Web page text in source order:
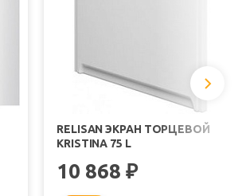
RELISAN ЭКРАН ТОРЦЕВОЙ
KRISTINA 75 L
10 868 ₽